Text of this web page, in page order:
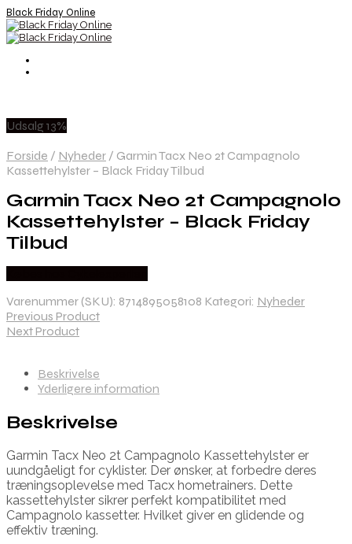
Black Friday Online
Udsalg 13%
Forside / Nyheder / Garmin Tacx Neo 2t Campagnolo
Kassettehylster – Black Friday Tilbud
Garmin Tacx Neo 2t Campagnolo
Kassettehylster – Black Friday
Tilbud
Varenummer (SKU): 8714895058108 Kategori: Nyheder
Previous Product
Next Product
Beskrivelse
Yderligere information
Beskrivelse
Garmin Tacx Neo 2t Campagnolo Kassettehylster er
uundgåeligt for cyklister. Der ønsker, at forbedre deres
træningsoplevelse med Tacx hometrainers. Dette
kassettehylster sikrer perfekt kompatibilitet med
Campagnolo kassetter. Hvilket giver en glidende og
effektiv træning.